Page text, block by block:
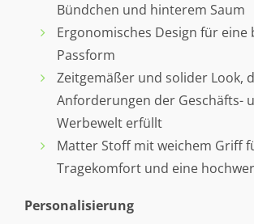
Bündchen und hinterem Saum
Ergonomisches Design für eine
Passform
Zeitgemäßer und solider Look,
Anforderungen der Geschäfts-
Werbewelt erfüllt
Matter Stoff mit weichem Griff
Tragekomfort und eine
Personalisierung